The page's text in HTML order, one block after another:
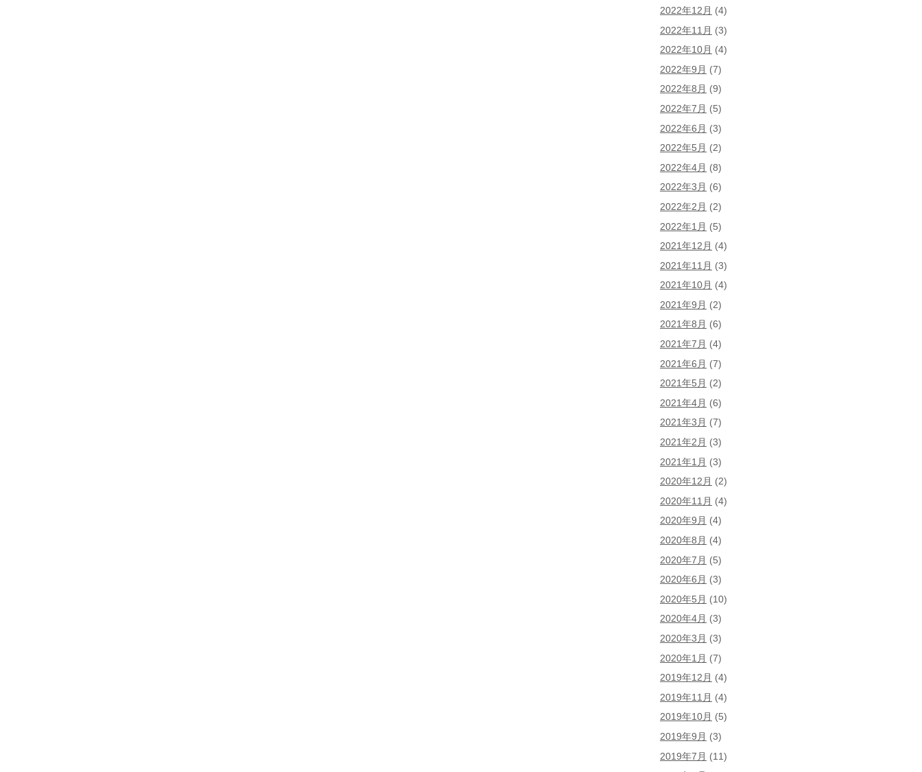
2022年12月 (4)
2022年11月 (3)
2022年10月 (4)
2022年9月 (7)
2022年8月 (9)
2022年7月 (5)
2022年6月 (3)
2022年5月 (2)
2022年4月 (8)
2022年3月 (6)
2022年2月 (2)
2022年1月 (5)
2021年12月 (4)
2021年11月 (3)
2021年10月 (4)
2021年9月 (2)
2021年8月 (6)
2021年7月 (4)
2021年6月 (7)
2021年5月 (2)
2021年4月 (6)
2021年3月 (7)
2021年2月 (3)
2021年1月 (3)
2020年12月 (2)
2020年11月 (4)
2020年9月 (4)
2020年8月 (4)
2020年7月 (5)
2020年6月 (3)
2020年5月 (10)
2020年4月 (3)
2020年3月 (3)
2020年1月 (7)
2019年12月 (4)
2019年11月 (4)
2019年10月 (5)
2019年9月 (3)
2019年7月 (11)